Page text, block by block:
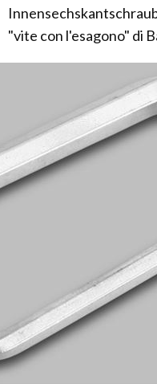
"vite con l'esagono" di